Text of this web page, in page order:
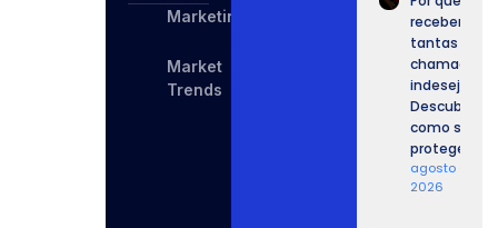
Marketing
Market
Trends
recebemos
tantas
chamadas
Descubra
como se
proteger.
agosto 6,
2026